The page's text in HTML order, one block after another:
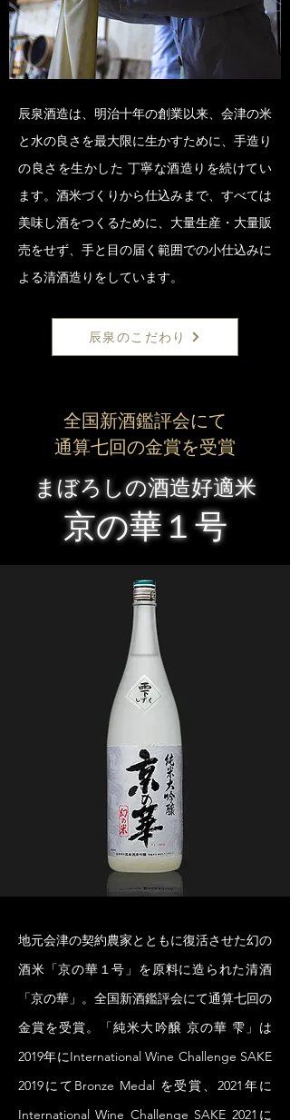
地元会津の契約農家とともに復活させた幻の
酒米「京の華１号」を原料に造られた清酒
「京の華」。全国新酒鑑評会にて通算七回の
金賞を受賞。「純米大吟醸 京の華 雫」は
2019年にInternational Wine Challenge SAKE
2019にてBronze Medal を受賞、2021年に
International Wine Challenge SAKE 2021に
辰泉のこだわり
全国新酒鑑評会にて
通算七回の金賞を受賞
まぼろしの酒造好適米
京の華１号
辰泉酒造は、明治十年の創業以来、会津の米
と水の良さを最大限に生かすために、手造り
の良さを生かした 丁寧な酒造りを続けてい
ます。酒米づくりから仕込みまで、すべては
美味し酒をつくるために、大量生産・大量販
売をせず、手と目の届く範囲での小仕込みに
よる清酒造りをしています。